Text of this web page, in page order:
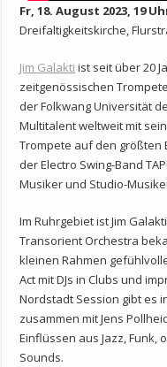
Fr, 18. August 2023, 19
Dreifaltigkeitskirche,
Jim Galakti ist seit über 20
zeitgenössischen
der Folkwang Universität
Multitalent weltweit mit
Trompete auf den größten
der Electro Swing-Band
Musiker und Studio-
Im Ruhrgebiet ist Jim
Transorient Orchestra
kleinen Rahmen
Act mit DJs in Clubs und
Nordstadt Session gibt es
zusammen mit Jens
Einflüssen aus Jazz,
Sounds.